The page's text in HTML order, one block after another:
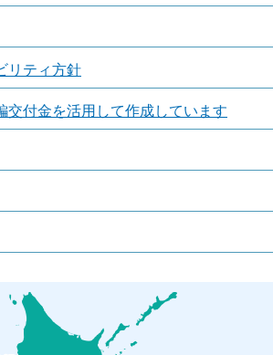
リティ方針
交付金を活用して作成しています